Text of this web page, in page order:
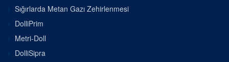
Sığırlarda Metan Gazı Zehirlenmesi
DolliPrim
Metri-Doll
DolliSipra